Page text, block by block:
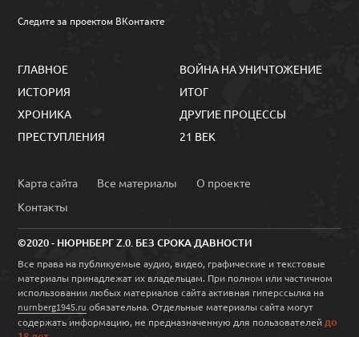
Следите за проектом ВКонтакте
ГЛАВНОЕ
ИСТОРИЯ
ХРОНИКА
ПРЕСТУПЛЕНИЯ
ВОЙНА НА УНИЧТОЖЕНИЕ
ИТОГ
ДРУГИЕ ПРОЦЕССЫ
21 ВЕК
Карта сайта Все материалы
О проекте
Контакты
©2020 - НЮРНБЕРГ Z.0. БЕЗ СРОКА ДАВНОСТИ
Все права на публикуемые аудио, видео, графические и текстовые
материалы принадлежат их владельцам. При полном или частичном
использовании любых материалов сайта активная гиперссылка на
nurnberg1945.ru обязательна. Отдельные материалы сайта могут
содержать информацию, не предназначенную для пользователей до